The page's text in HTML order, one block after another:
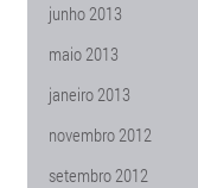
junho 2013
maio 2013
janeiro 2013
novembro 2012
setembro 2012